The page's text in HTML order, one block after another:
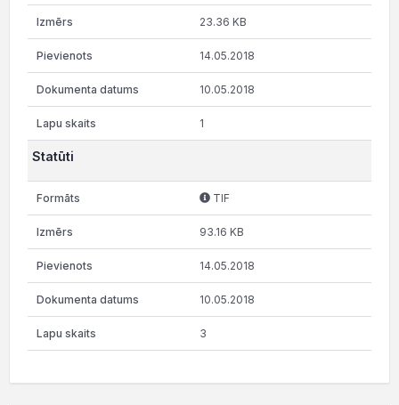
23.36 KB
14.05.2018
10.05.2018
1
Statūti
TIF
93.16 KB
14.05.2018
10.05.2018
3